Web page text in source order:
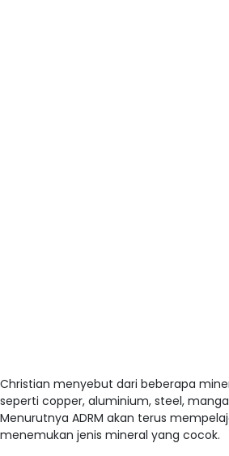
Christian menyebut dari beberapa
seperti copper, aluminium, steel,
Menurutnya ADRM akan terus
menemukan jenis mineral yang cocok.